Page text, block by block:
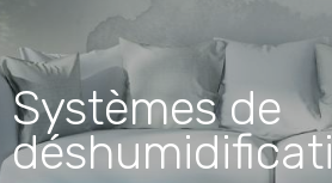
Systèmes de